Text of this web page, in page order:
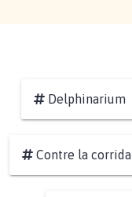
Delphinarium
Contre la corrida